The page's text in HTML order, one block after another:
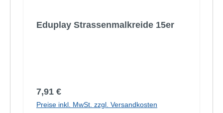
Eduplay Strassenmalkreide 15er
Regulärer Preis:
7,91 €
Preise inkl. MwSt. zzgl. Versandkosten